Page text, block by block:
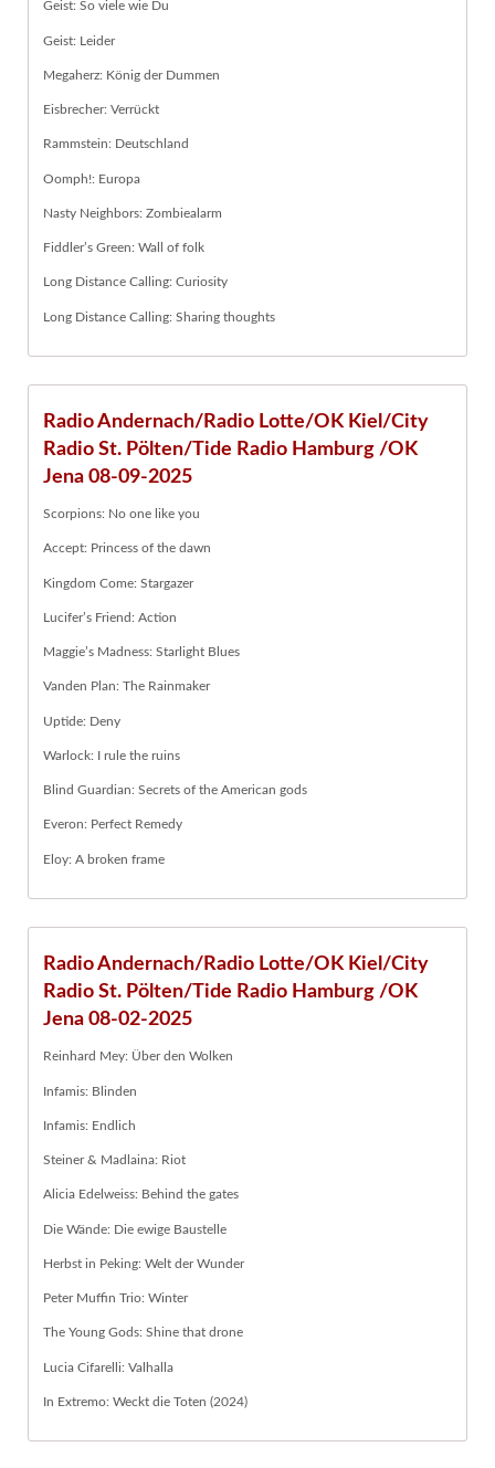
Geist: So viele wie Du
Geist: Leider
Megaherz: König der Dummen
Eisbrecher: Verrückt
Rammstein: Deutschland
Oomph!: Europa
Nasty Neighbors: Zombiealarm
Fiddler’s Green: Wall of folk
Long Distance Calling: Curiosity
Long Distance Calling: Sharing thoughts
Radio Andernach/Radio Lotte/OK Kiel/City
Radio St. Pölten/Tide Radio Hamburg /OK
Jena 08-09-2025
Scorpions: No one like you
Accept: Princess of the dawn
Kingdom Come: Stargazer
Lucifer’s Friend: Action
Maggie’s Madness: Starlight Blues
Vanden Plan: The Rainmaker
Uptide: Deny
Warlock: I rule the ruins
Blind Guardian: Secrets of the American gods
Everon: Perfect Remedy
Eloy: A broken frame
Radio Andernach/Radio Lotte/OK Kiel/City
Radio St. Pölten/Tide Radio Hamburg /OK
Jena 08-02-2025
Reinhard Mey: Über den Wolken
Infamis: Blinden
Infamis: Endlich
Steiner & Madlaina: Riot
Alicia Edelweiss: Behind the gates
Die Wände: Die ewige Baustelle
Herbst in Peking: Welt der Wunder
Peter Muffin Trio: Winter
The Young Gods: Shine that drone
Lucia Cifarelli: Valhalla
In Extremo: Weckt die Toten (2024)